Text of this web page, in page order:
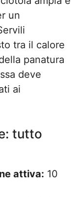
un
tra il calore
panatura
deve
ai
tutto
attiva: 10